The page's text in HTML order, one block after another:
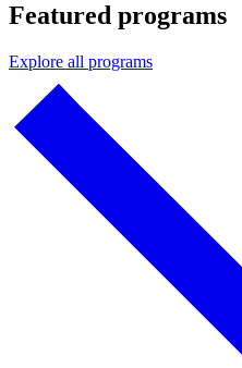
Featured programs​​​​‌ ‍ ​‍​‍‌‍ ‌ ​‍‌‍‍‌‌‍‌ ‌‍‍‌‌‍ ‍​‍​‍​ ‍‍​‍​‍‌ ​ ‌‍​‌‌‍ ‍‌‍‍‌‌ ‌​‌ ‍‌​‍ ‍‌‍‍‌‌‍ ​‍​‍​‍ ​​‍​‍‌‍‍​‌ ​‍‌‍‌‌‌‍‌‍​‍​‍​ ‍‍​‍​‍‌‍‍​‌ ‌​‌ ‌​‌ ​​​ ‍‍​‍ ​‍ ‌‍ ​‌‍ ‌‍​ ‌‍​‌‌‍ ​‌‍‍​‌‍ ‌ ​ ‌ ‌​​ ‍‍​ ​ ​ ​ ​ ​ ​ ​ ​‍ ‌‍‍‌‌‍ ‍‌ ‌​‌‍‌‌‌‍ ‍‌ ‌​​‍ ‌‍‌‌‌‍‌​‌‍‍‌‌ ‌​​‍ ‌‍ ‌‌‍ ‌‍‌​‌‍‌‌​ ‌‌ ​​‌ ​‍‌‍‌‌‌ ​ ‌‍‌‌‌‍ ‍‌ ‌​‌‍​‌‌ ‌​‌‍‍‌‌‍ ‌‍ ‍​ ‍ ‌‍‍‌‌‍‌​​ ‌‌‍‍​‌‍ ‌‍ ‌‌‍‌‌‌ ​​‌‍​‌‌‍‌ ‌‍‌‌​ ‍ ‌ ‌​‌ ‍‌‌ ​​‌‍‌‌​ ‌‌‍‍​‌‍ ‌‍ ‌‌‍‌‌‌ ​​‌‍​‌‌‍‌ ‌‍‌‌​ ‍ ‌ ​​‌‍​‌‌ ‌​‌‍‍​​ ‌‌ ​​‌ ​‍‌‍ ‌‍‌ ‌ ​‍‌‍​‌‌‍ ‌‌ ​ ​‍ ‍‌‍‍​‌‍‌‌‌‍​‌‌‍‌​‌‍‍‌‌‍ ‍‌‍‌ ​ ‌‍​‍‌‍​‌‌ ​ ‌‍‌‌‌‌‌‌‌ ​‍‌‍ ​​ ‌‌‍‍​‌ ‌​‌ ‌​‌ ​​​‍‌‌​ ​ ‌​​‌​‍‌‌​ ​‍‌​‌‍​‍‌‌​ ​‍‌​‌‍‌‍ ​‌‍ ‌‍​ ‌‍​‌‌‍ ​‌‍‍​‌‍ ‌ ​ ‌ ‌​​‍‌‌​ ​ ‌​​‌​ ​ ​ ​ ​ ​ ​ ​ ​‍‌‍‌‍‍‌‌‍‌​​ ‌‌‍‍​‌‍ ‌‍ ‌‌‍‌‌‌ ​​‌‍​‌‌‍‌ ‌‍‌‌​‍‌‍‌ ‌​‌ ‍‌‌ ​​‌‍‌‌​ ‌‌‍‍​‌‍ ‌‍ ‌‌‍‌‌‌ ​​‌‍​‌‌‍‌ ‌‍‌‌​‍‌‍‌ ​​‌‍​‌‌ ‌​‌‍‍​​ ‌‌ ​​‌ ​‍‌‍ ‌‍‌ ‌ ​‍‌‍​‌‌‍ ‌‌ ​ ​‍ ‍‌‍‍​‌‍‌‌‌‍​‌‌‍‌​‌‍‍‌‌‍ ‍‌‍‌ ​‍‌‍‌ ​​‌‍‌‌‌ ​‍‌ ​ ‌ ​​‌‍‌‌‌‍​ ‌ ‌​‌‍‍‌‌ ‌‍‌‍‌‌​ ‌‌ ​​‌ ‌‌‌‍​‍‌‍ ​‌‍‍‌‌ ​ ‌‍‍​‌‍‌‌‌‍‌​​‍​‍‌ ‌
Explore all programs​​​​‌ ‍ ​‍​‍‌‍ ‌ ​‍‌‍‍‌‌‍‌ ‌‍‍‌‌‍ ‍​‍​‍​ ‍‍​‍​‍‌ ​ ‌‍​‌‌‍ ‍‌‍‍‌‌ ‌​‌ ‍‌​‍ ‍‌‍‍‌‌‍ ​‍​‍​‍ ​​‍​‍‌‍‍​‌ ​‍‌‍‌‌‌‍‌‍​‍​‍​ ‍‍​‍​‍‌‍‍​‌ ‌​‌ ‌​‌ ​​​ ‍‍​‍ ​‍ ‌‍ ​‌‍ ‌‍​ ‌‍​‌‌‍ ​‌‍‍​‌‍ ‌ ​ ‌ ‌​​ ‍‍​ ​ ​ ​ ​ ​ ​ ​ ​‍ ‌‍‍‌‌‍ ‍‌ ‌​‌‍‌‌‌‍ ‍‌ ‌​​‍ ‌‍‌‌‌‍‌​‌‍‍‌‌ ‌​​‍ ‌‍ ‌‌‍ ‌‍‌​‌‍‌‌​ ‌‌ ​​‌ ​‍‌‍‌‌‌ ​ ‌‍‌‌‌‍ ‍‌ ‌​‌‍​‌‌ ‌​‌‍‍‌‌‍ ‌‍ ‍​ ‍ ‌‍‍‌‌‍‌​​ ‌‌‍‍​‌‍ ‌‍ ‌‌‍‌‌‌ ​​‌‍​‌‌‍‌ ‌‍‌‌​ ‍ ‌ ‌​‌ ‍‌‌ ​​‌‍‌‌​ ‌‌‍‍​‌‍ ‌‍ ‌‌‍‌‌‌ ​​‌‍​‌‌‍‌ ‌‍‌‌​ ‍ ‌ ​​‌‍​‌‌ ‌​‌‍‍​​ ‌‌ ​​‌ ​‍‌‍ ‌‍‌ ‌ ​‍‌‍​‌‌‍ ‌‌ ​ ​‍ ‍‌‍ ​‌‍‍‌‌‍ ‍‌‍‍ ‌‌‌​‌‍‌‌‌ ‍​‌ ‌​​ ‌‍​‍‌‍​‌‌ ​ ‌‍‌‌‌‌‌‌‌ ​‍‌‍ ​​ ‌‌‍‍​‌ ‌​‌ ‌​‌ ​​​‍‌‌​ ​ ‌​​‌​‍‌‌​ ​‍‌​‌‍​‍‌‌​ ​‍‌​‌‍‌‍ ​‌‍ ‌‍​ ‌‍​‌‌‍ ​‌‍‍​‌‍ ‌ ​ ‌ ‌​​‍‌‌​ ​ ‌​​‌​ ​ ​ ​ ​ ​ ​ ​ ​‍‌‍‌‍‍‌‌‍‌​​ ‌‌‍‍​‌‍ ‌‍ ‌‌‍‌‌‌ ​​‌‍​‌‌‍‌ ‌‍‌‌​‍‌‍‌ ‌​‌ ‍‌‌ ​​‌‍‌‌​ ‌‌‍‍​‌‍ ‌‍ ‌‌‍‌‌‌ ​​‌‍​‌‌‍‌ ‌‍‌‌​‍‌‍‌ ​​‌‍​‌‌ ‌​‌‍‍​​ ‌‌ ​​‌ ​‍‌‍ ‌‍‌ ‌ ​‍‌‍​‌‌‍ ‌‌ ​ ​‍ ‍‌‍ ​‌‍‍‌‌‍ ‍‌‍‍ ‌‌‌​‌‍‌‌‌ ‍​‌ ‌​​‍‌‍‌ ​​‌‍‌‌‌ ​‍‌ ​ ‌ ​​‌‍‌‌‌‍​ ‌ ‌​‌‍‍‌‌ ‌‍‌‍‌‌​ ‌‌ ​​‌ ‌‌‌‍​‍‌‍ ​‌‍‍‌‌ ​ ‌‍‍​‌‍‌‌‌‍‌​​‍​‍‌ ‌